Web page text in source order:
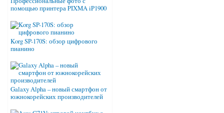
помощью принтера PIXMA iP1900
Korg SP-170S: обзор цифрового
пианино
Galaxy Alpha – новый смартфон от
южнокорейских производителей